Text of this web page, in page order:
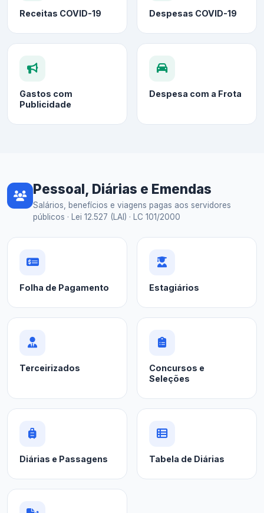
Receitas COVID-19 Despesas COVID-19
Gastos com
Publicidade
Despesa com a Frota
Pessoal, Diárias e Emendas
Salários, benefícios e viagens pagas aos servidores
públicos · Lei 12.527 (LAI) · LC 101/2000
Folha de Pagamento Estagiários
Terceirizados
Concursos e
Seleções
Diárias e Passagens Tabela de Diárias